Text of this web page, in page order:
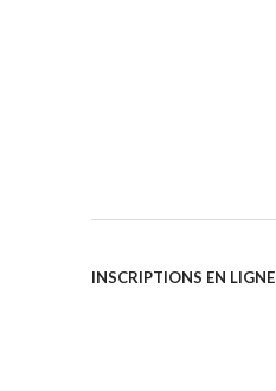
INSCRIPTIONS EN LIGNE